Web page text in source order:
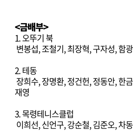
<금배부>
1. 오뚜기 북
변봉섭, 조철기, 최장혁, 구자성, 함
2. 테동
장희수, 장명환, 정건헌, 정동안, 한
재영
3. 목령테니스클럽
이희선, 신언구, 강순철, 김준오, 차